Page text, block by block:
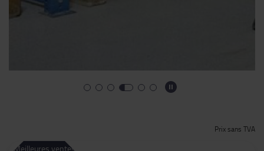
Prix sans TVA
Meilleures ventes